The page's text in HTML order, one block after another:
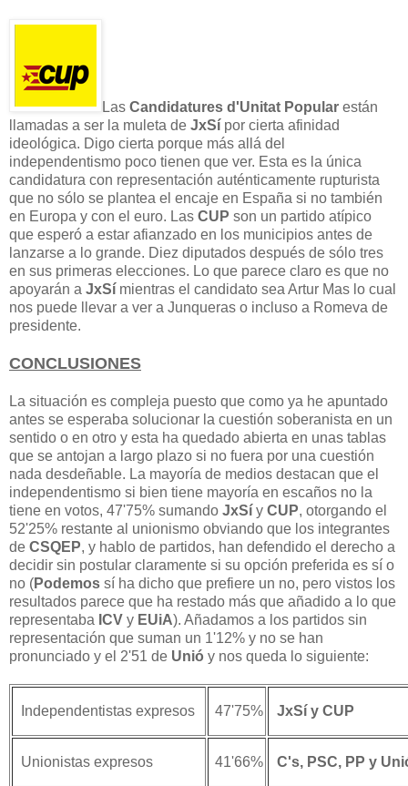
Las Candidatures d'Unitat Popular están
llamadas a ser la muleta de JxSí por cierta afinidad
ideológica. Digo cierta porque más allá del
independentismo poco tienen que ver. Esta es la única
candidatura con representación auténticamente rupturista
que no sólo se plantea el encaje en España si no también
en Europa y con el euro. Las CUP son un partido atípico
que esperó a estar afianzado en los municipios antes de
lanzarse a lo grande. Diez diputados después de sólo tres
en sus primeras elecciones. Lo que parece claro es que no
apoyarán a JxSí mientras el candidato sea Artur Mas lo cual
nos puede llevar a ver a Junqueras o incluso a Romeva de
presidente.
CONCLUSIONES
La situación es compleja puesto que como ya he apuntado
antes se esperaba solucionar la cuestión soberanista en un
sentido o en otro y esta ha quedado abierta en unas tablas
que se antojan a largo plazo si no fuera por una cuestión
nada desdeñable. La mayoría de medios destacan que el
independentismo si bien tiene mayoría en escaños no la
tiene en votos, 47'75% sumando JxSí y CUP, otorgando el
52'25% restante al unionismo obviando que los integrantes
de CSQEP, y hablo de partidos, han defendido el derecho a
decidir sin postular claramente si su opción preferida es sí o
no (Podemos sí ha dicho que prefiere un no, pero vistos los
resultados parece que ha restado más que añadido a lo que
representaba ICV y EUiA). Añadamos a los partidos sin
representación que suman un 1'12% y no se han
pronunciado y el 2'51 de Unió y nos queda lo siguiente:
Independentistas expresos 47'75% JxSí y CUP
Unionistas expresos 41'66% C's, PSC, PP y